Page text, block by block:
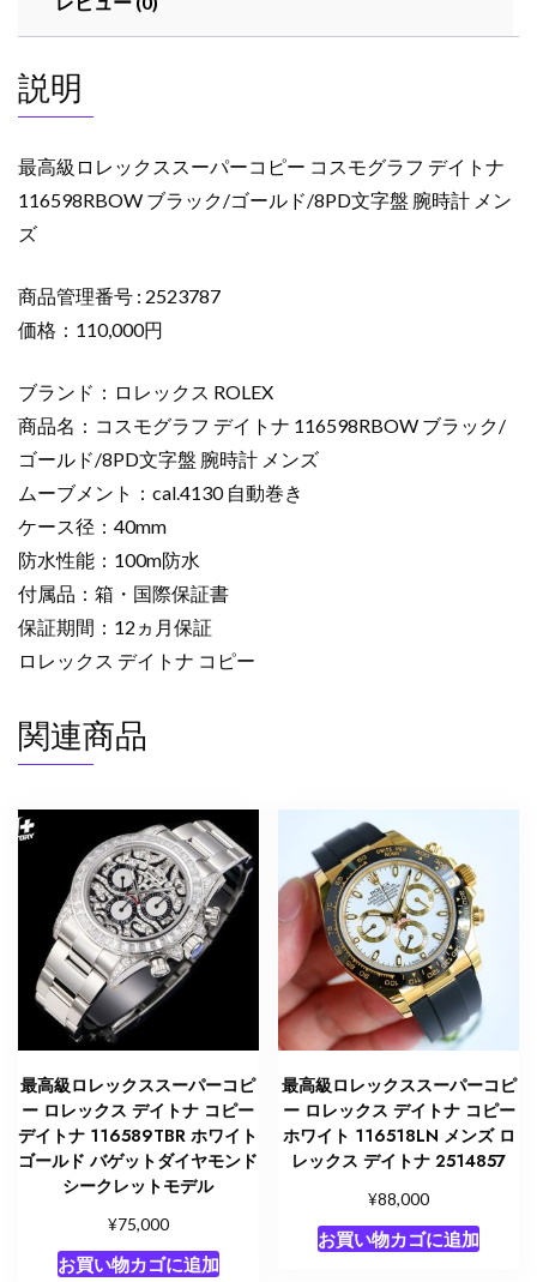
ピ
コ
ス
グ
ラ
フ
イ
ト
116598RBOW
ラ
ッ
ク/
ゴ
ー
ル
ド/8PD
文
字
腕
時
メ
ン
説明
最高級ロレックススーパーコピー コスモグラフ デイトナ
116598RBOW ブラック/ゴールド/8PD文字盤 腕時計 メン
ズ
商品管理番号 : 2523787
価格：110,000円
ブランド：ロレックス ROLEX
商品名：コスモグラフ デイトナ 116598RBOW ブラック/
ゴールド/8PD文字盤 腕時計 メンズ
ムーブメント：cal.4130 自動巻き
ケース径：40mm
防水性能：100m防水
付属品：箱・国際保証書
保証期間：12ヵ月保証
ロレックス デイトナ コピー
関連商品
最高級ロレックススーパーコピ
ー ロレックス デイトナ コピー
デイトナ 116589TBR ホワイト
ゴールド バゲットダイヤモンド
シークレットモデル
¥75,000
お買い物カゴに追加
最高級ロレックススーパーコピ
ー ロレックス デイトナ コピー
ホワイト 116518LN メンズ ロ
レックス デイトナ 2514857
¥88,000
お買い物カゴに追加